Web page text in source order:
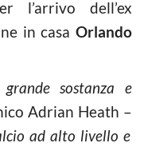
l’arrivo dell’ex
in casa Orlando
sostanza e
Adrian Heath –
ad alto livello e